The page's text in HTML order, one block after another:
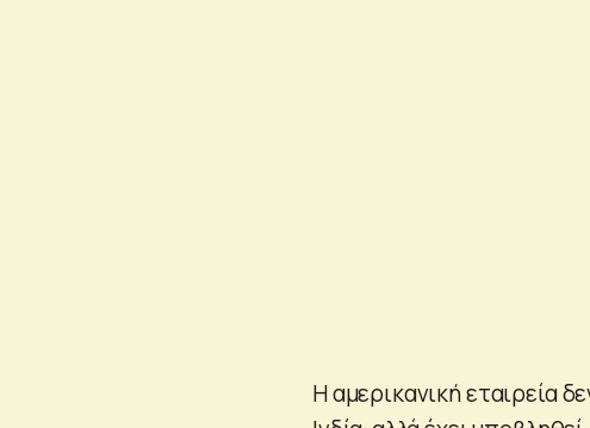
Η αμερικανική εταιρεία